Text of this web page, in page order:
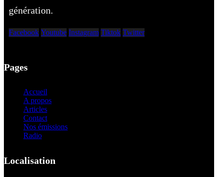
génération.
Facebook Youtube Instagram Tiktok Twitter
Pages
Accueil
A propos
Articles
Contact
Nos émissions
Radio
Localisation